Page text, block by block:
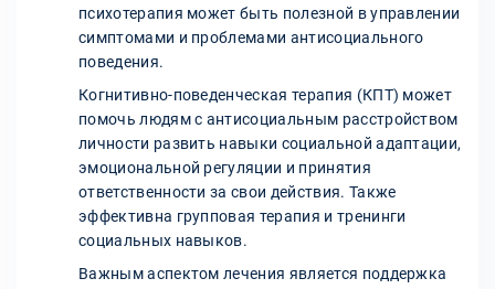
психотерапия может быть полезной в управлении
симптомами и проблемами антисоциального
поведения.
Когнитивно-поведенческая терапия (КПТ) может
помочь людям с антисоциальным расстройством
личности развить навыки социальной адаптации,
эмоциональной регуляции и принятия
ответственности за свои действия. Также
эффективна групповая терапия и тренинги
социальных навыков.
Важным аспектом лечения является поддержка